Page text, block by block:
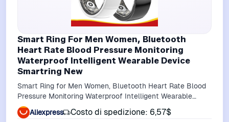
Smart Ring For Men Women, Bluetooth
Heart Rate Blood Pressure Monitoring
Waterproof Intelligent Wearable Device
Smartring New
Smart Ring for Men Women, Bluetooth Heart Rate Blood
Pressure Monitoring Waterproof Intelligent Wearable
Device SmartRing New
Aliexpress Costo di spedizione: 6,57$